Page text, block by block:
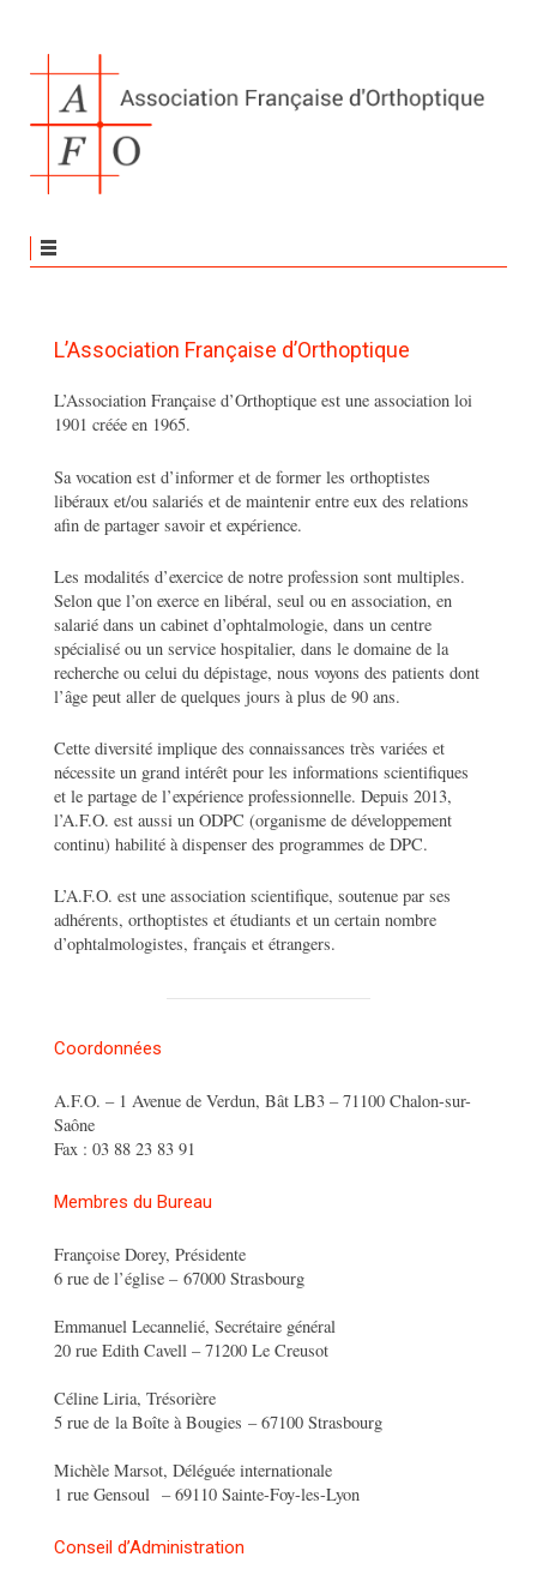
L’Association Française d’Orthoptique
L’Association Française d’Orthoptique est une association loi
1901 créée en 1965.
Sa vocation est d’informer et de former les orthoptistes
libéraux et/ou salariés et de maintenir entre eux des relations
afin de partager savoir et expérience.
Les modalités d’exercice de notre profession sont multiples.
Selon que l’on exerce en libéral, seul ou en association, en
salarié dans un cabinet d’ophtalmologie, dans un centre
spécialisé ou un service hospitalier, dans le domaine de la
recherche ou celui du dépistage, nous voyons des patients dont
l’âge peut aller de quelques jours à plus de 90 ans.
Cette diversité implique des connaissances très variées et
nécessite un grand intérêt pour les informations scientifiques
et le partage de l’expérience professionnelle. Depuis 2013,
l’A.F.O. est aussi un ODPC (organisme de développement
continu) habilité à dispenser des programmes de DPC.
L’A.F.O. est une association scientifique, soutenue par ses
adhérents, orthoptistes et étudiants et un certain nombre
d’ophtalmologistes, français et étrangers.
Coordonnées
A.F.O. – 1 Avenue de Verdun, Bât LB3 – 71100 Chalon-sur-
Saône
Fax : 03 88 23 83 91
Membres du Bureau
Françoise Dorey, Présidente
6 rue de l’église – 67000 Strasbourg
Emmanuel Lecannelié, Secrétaire général
20 rue Edith Cavell – 71200 Le Creusot
Céline Liria, Trésorière
5 rue de la Boîte à Bougies – 67100 Strasbourg
Michèle Marsot, Déléguée internationale
1 rue Gensoul – 69110 Sainte-Foy-les-Lyon
Conseil d’Administration